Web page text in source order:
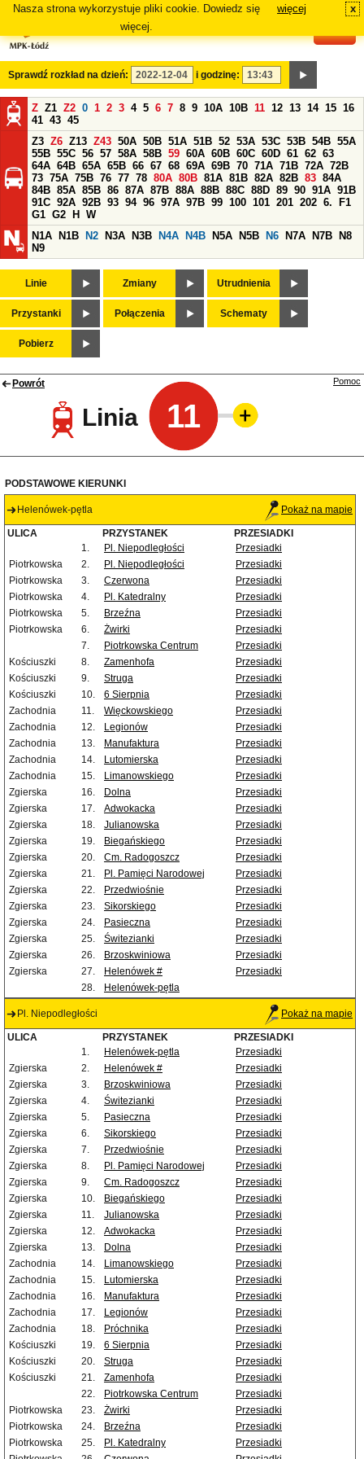
Nasza strona wykorzystuje pliki cookie. Dowiedz się
więcej.
więcej x
Sprawdź rozkład na dzień: i godzinę:
Z Z1 Z2 0 1 2 3 4 5 6 7 8 9 10A 10B 11 12 13 14 15 16
41 43 45
Z3 Z6 Z13 Z43 50A 50B 51A 51B 52 53A 53C 53B 54B 55A
55B 55C 56 57 58A 58B 59 60A 60B 60C 60D 61 62 63
64A 64B 65A 65B 66 67 68 69A 69B 70 71A 71B 72A 72B
73 75A 75B 76 77 78 80A 80B 81A 81B 82A 82B 83 84A
84B 85A 85B 86 87A 87B 88A 88B 88C 88D 89 90 91A 91B
91C 92A 92B 93 94 96 97A 97B 99 100 101 201 202 6.
F1
G1 G2 H
W
N1A
N1B N2 N3A N3B N4A N4B N5A N5B N6 N7A N7B
N8
N9
Linie Zmiany Utrudnienia
Przystanki Połączenia Schematy
Pobierz
Powrót
Linia 11
Pomoc
PODSTAWOWE KIERUNKI
Helenówek-pętla Pokaż na mapie
ULICA PRZYSTANEK
PRZESIADKI
1.
Pl. Niepodległości
Przesiadki
Piotrkowska
2. Pl. Niepodległości
Przesiadki
Piotrkowska
3. Czerwona
Przesiadki
Piotrkowska
4. Pl. Katedralny
Przesiadki
Piotrkowska
5. Brzeźna
Przesiadki
Piotrkowska
6. Żwirki
Przesiadki
7.
Piotrkowska Centrum
Przesiadki
Kościuszki
8. Zamenhofa
Przesiadki
Kościuszki
9. Struga
Przesiadki
Kościuszki
10. 6 Sierpnia
Przesiadki
Zachodnia
11. Więckowskiego
Przesiadki
Zachodnia
12. Legionów
Przesiadki
Zachodnia
13. Manufaktura
Przesiadki
Zachodnia
14. Lutomierska
Przesiadki
Zachodnia
15. Limanowskiego
Przesiadki
Zgierska
16. Dolna
Przesiadki
Zgierska
17. Adwokacka
Przesiadki
Zgierska
18. Julianowska
Przesiadki
Zgierska
19. Biegańskiego
Przesiadki
Zgierska
20. Cm. Radogoszcz
Przesiadki
Zgierska
21. Pl. Pamięci Narodowej
Przesiadki
Zgierska
22. Przedwiośnie
Przesiadki
Zgierska
23. Sikorskiego
Przesiadki
Zgierska
24. Pasieczna
Przesiadki
Zgierska
25. Świtezianki
Przesiadki
Zgierska
26. Brzoskwiniowa
Przesiadki
Zgierska
27. Helenówek #
Przesiadki
28.
Helenówek-pętla
Pl. Niepodległości Pokaż na mapie
ULICA PRZYSTANEK
PRZESIADKI
1.
Helenówek-pętla
Przesiadki
Zgierska
2. Helenówek #
Przesiadki
Zgierska
3. Brzoskwiniowa
Przesiadki
Zgierska
4. Świtezianki
Przesiadki
Zgierska
5. Pasieczna
Przesiadki
Zgierska
6. Sikorskiego
Przesiadki
Zgierska
7. Przedwiośnie
Przesiadki
Zgierska
8. Pl. Pamięci Narodowej
Przesiadki
Zgierska
9. Cm. Radogoszcz
Przesiadki
Zgierska
10. Biegańskiego
Przesiadki
Zgierska
11. Julianowska
Przesiadki
Zgierska
12. Adwokacka
Przesiadki
Zgierska
13. Dolna
Przesiadki
Zachodnia
14. Limanowskiego
Przesiadki
Zachodnia
15. Lutomierska
Przesiadki
Zachodnia
16. Manufaktura
Przesiadki
Zachodnia
17. Legionów
Przesiadki
Zachodnia
18. Próchnika
Przesiadki
Kościuszki
19. 6 Sierpnia
Przesiadki
Kościuszki
20. Struga
Przesiadki
Kościuszki
21. Zamenhofa
Przesiadki
22.
Piotrkowska Centrum
Przesiadki
Piotrkowska
23. Żwirki
Przesiadki
Piotrkowska
24. Brzeźna
Przesiadki
Piotrkowska
25. Pl. Katedralny
Przesiadki